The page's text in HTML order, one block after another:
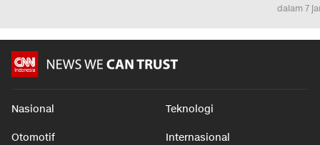
dalam 7
Nasional Teknologi
Otomotif Internasional